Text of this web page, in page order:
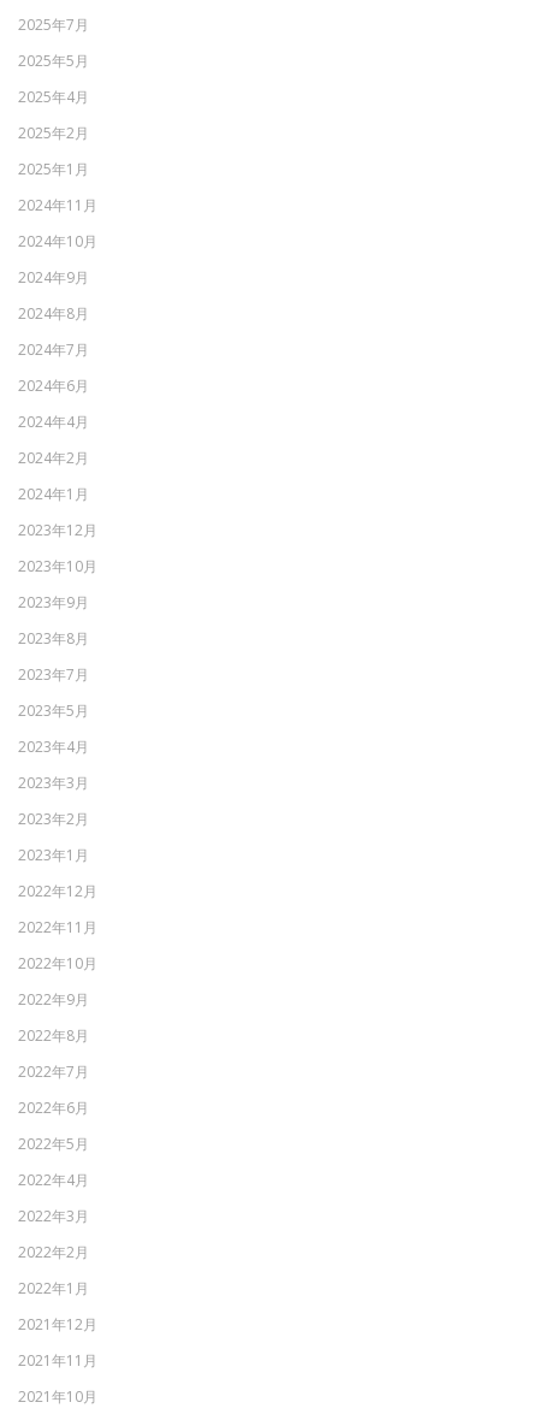
2025年7月
2025年5月
2025年4月
2025年2月
2025年1月
2024年11月
2024年10月
2024年9月
2024年8月
2024年7月
2024年6月
2024年4月
2024年2月
2024年1月
2023年12月
2023年10月
2023年9月
2023年8月
2023年7月
2023年5月
2023年4月
2023年3月
2023年2月
2023年1月
2022年12月
2022年11月
2022年10月
2022年9月
2022年8月
2022年7月
2022年6月
2022年5月
2022年4月
2022年3月
2022年2月
2022年1月
2021年12月
2021年11月
2021年10月